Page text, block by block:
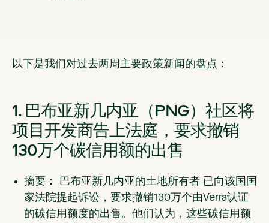
以下是我们对过去两周主要政策新闻的盘点：
1. 巴布亚新几内亚（PNG）社区将
项目开发商告上法庭，要求撤销
130万个碳信用额的出售
摘要： 巴布亚新几内亚的土地所有者 已向该国国
家法院提起诉讼，要求撤销130万个由Verra认证
的碳信用额度的出售。他们认为，这些碳信用额